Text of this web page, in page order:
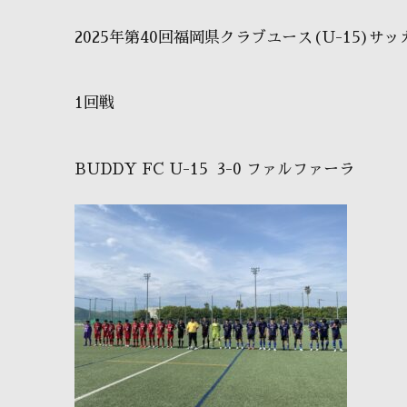
2025年第40回福岡県クラブユース(U-15)サッ
1回戦
BUDDY FC U-15 3-0 ファルファーラ